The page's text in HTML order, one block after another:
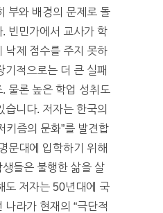
부와 배경의 문제로 돌
빈민가에서 교사가 학
낙제 점수를 주지 못하
기적으로는 더 큰 실패
물론 높은 학업 성취도
습니다. 저자는 한국의
키즘의 문화”를 발견합
문대에 입학하기 위해
들은 불행한 삶을 살
도 저자는 50년대에 국
나라가 현재의 “극단적